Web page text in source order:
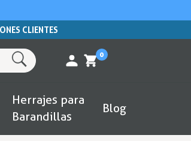
CLIENTES
0
Herrajes para
Barandillas
Blog